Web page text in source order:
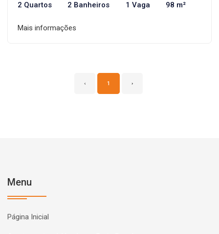
2 Quartos 2 Banheiros 1 Vaga 98 m²
Mais informações
‹ 1 ›
Menu
Página Inicial